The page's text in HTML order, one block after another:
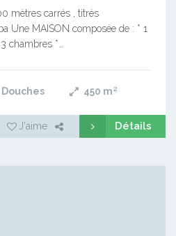
mètres carrés , titrés
Une MAISON composée de : * 1
chambres *…
Douches 450 m²
J'aime Détails